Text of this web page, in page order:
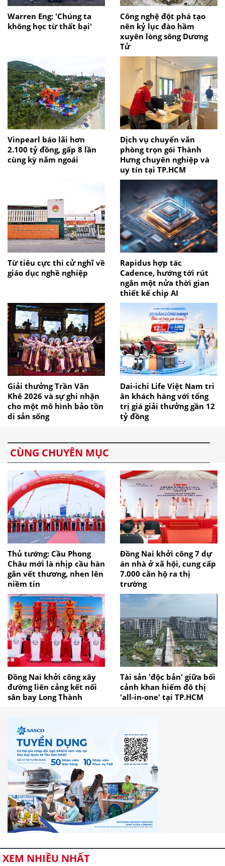
Warren Eng: 'Chúng ta
không học từ thất bại'
Công nghệ đột phá tạo
nên kỷ lục đào hầm
xuyên lòng sông Dương
Tử
Vinpearl báo lãi hơn
2.100 tỷ đồng, gấp 8 lần
cùng kỳ năm ngoái
Dịch vụ chuyển văn
phòng trọn gói Thành
Hưng chuyên nghiệp và
uy tín tại TP.HCM
Từ tiêu cực thi cử nghĩ về
giáo dục nghề nghiệp
Rapidus hợp tác
Cadence, hướng tới rút
ngắn một nửa thời gian
thiết kế chip AI
Giải thưởng Trần Văn
Khê 2026 và sự ghi nhận
cho một mô hình bảo tồn
di sản sống
Dai-ichi Life Việt Nam tri
ân khách hàng với tổng
trị giá giải thưởng gần 12
tỷ đồng
CÙNG CHUYÊN MỤC
Thủ tướng: Cầu Phong
Châu mới là nhịp cầu hàn
gắn vết thương, nhen lên
niềm tin
Đồng Nai khởi công 7 dự
án nhà ở xã hội, cung cấp
7.000 căn hộ ra thị
trường
Đồng Nai khởi công xây
đường liên cảng kết nối
sân bay Long Thành
Tài sản 'độc bản' giữa bối
cảnh khan hiếm đô thị
'all-in-one' tại TP.HCM
XEM NHIỀU NHẤT